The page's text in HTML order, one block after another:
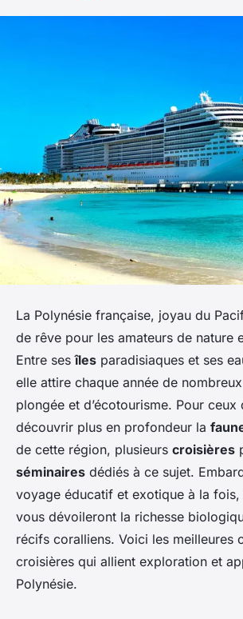
La Polynésie française, joyau du
de rêve pour les amateurs de nature
Entre sesîles paradisiaques et ses
elle attire chaque année de
plongée et d’écotourisme. Pour ceux
découvrir plus en profondeur la
de cette région, plusieurs croisières
séminaires dédiés à ce sujet.
voyage éducatif et exotique à la fois,
vous dévoileront la richesse
récifs coralliens. Voici les meilleures
croisières qui allient exploration et
Polynésie.